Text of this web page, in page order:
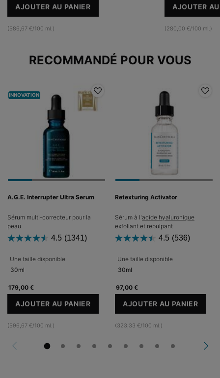
AJOUTER AU PANIER
C E FERULIC AVEC 15 % DE VITAMINE C PURE
(586,67 €/100 ml.)
AJOUTER
(280,00 €/100 ml.)
PDP Slot 1 SectionRECOMMANDÉ POUR VOUS
INNOVATION
A.G.E. Interrupter Ultra Serum
Sérum multi-correcteur pour la
peau
4.5 (1341)
Une taille disponible
30ml
179,00 €
AJOUTER AU PANIER
A.G.E. INTERRUPTER ULTRA SERUM
(596,67 €/100 ml.)
Retexturing Activator
Sérum à l'acide hyaluronique
exfoliant et repulpant
4.5 (536)
Une taille disponible
30ml
97,00 €
AJOUTER AU PANIER
RETEXTURING
(323,33 €/100 ml.)